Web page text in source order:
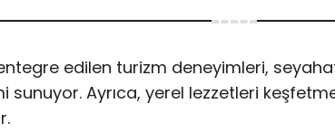
edilen turizm deneyimleri,
sunuyor. Ayrıca, yerel lezzetleri